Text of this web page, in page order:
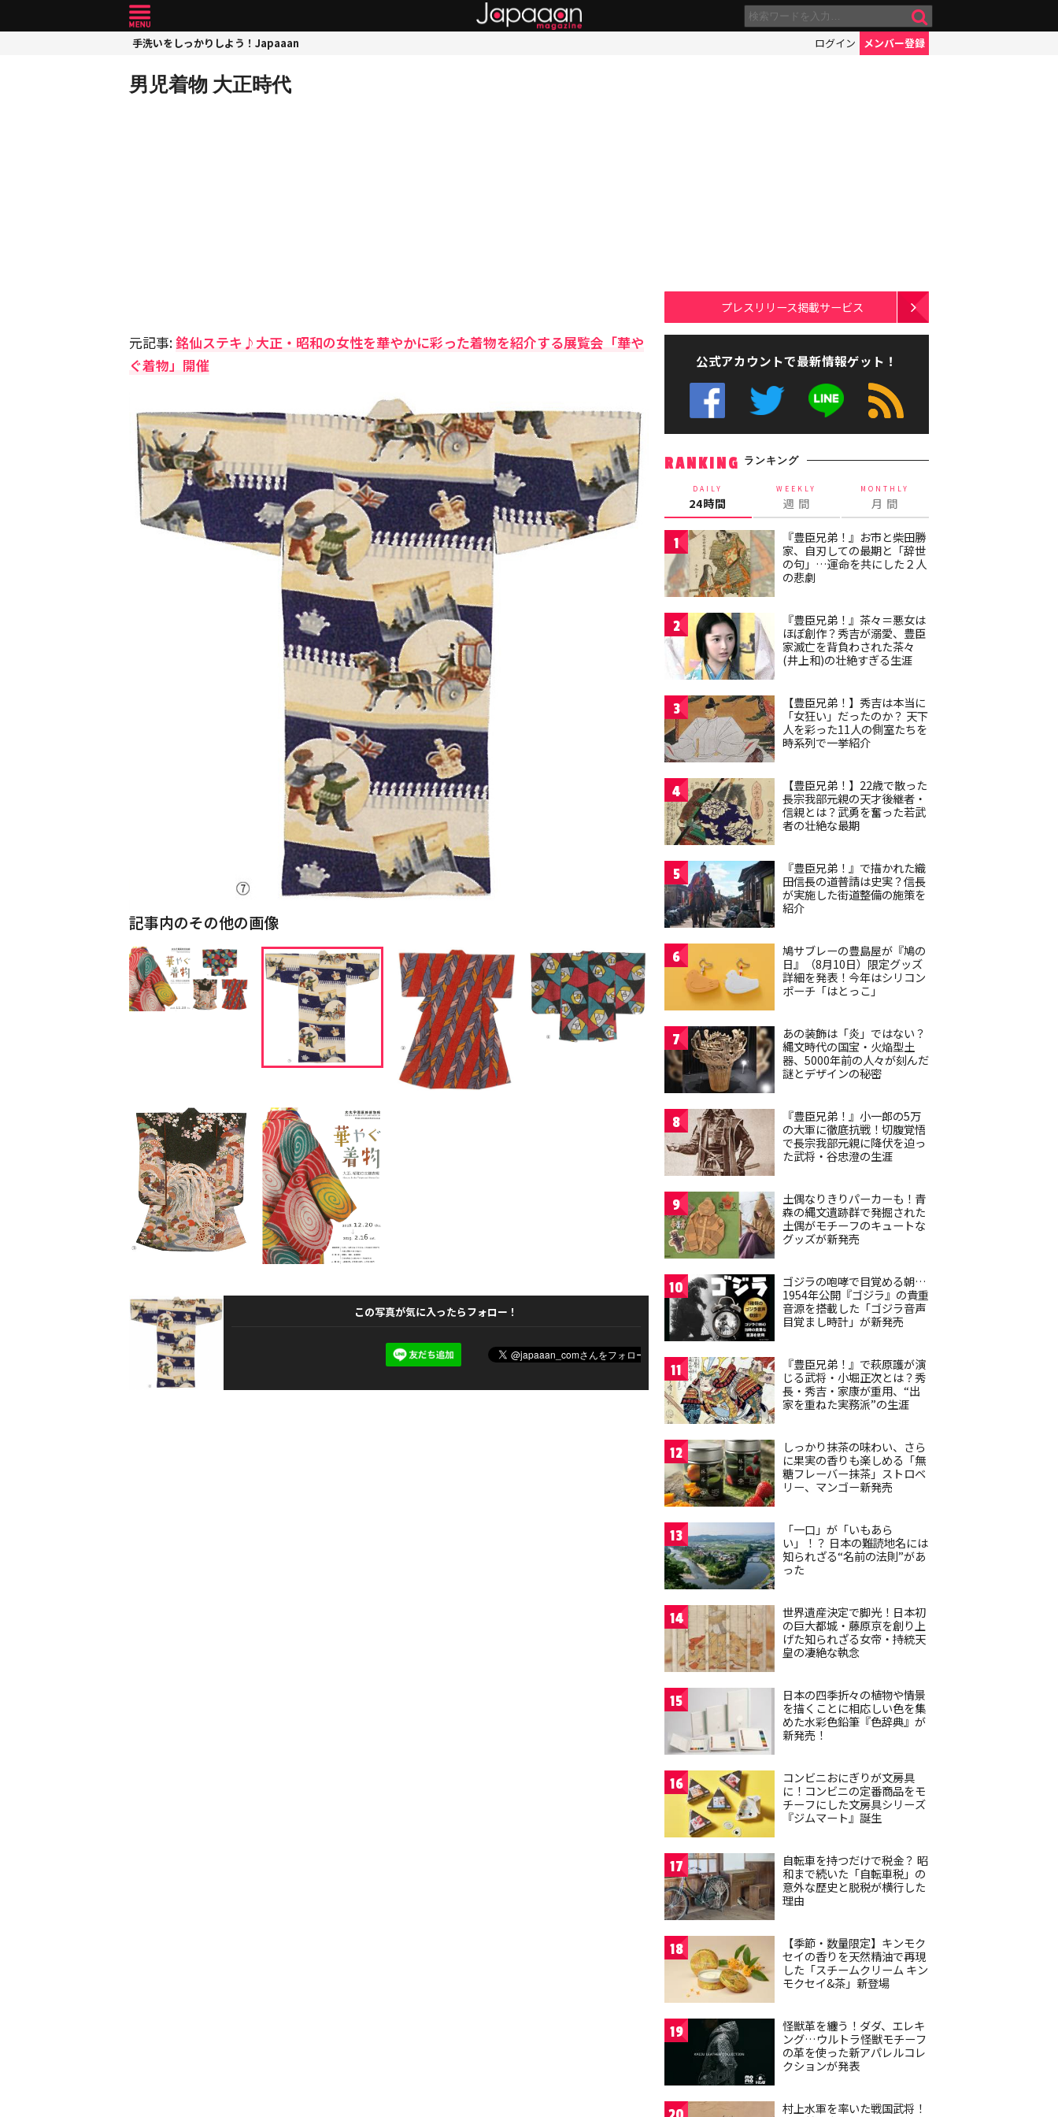
手洗いをしっかりしよう！Japaaan ログイン メンバー登録
男児着物 大正時代
元記事:銘仙ステキ♪大正・昭和の女性を華やかに彩った着物を紹介する展覧会「華や
ぐ着物」開催
記事内のその他の画像
この写真が気に入ったらフォロー！
プレスリリース掲載サービス
公式アカウントで最新情報ゲット！
RANKING ランキング
DAILY
24時間
WEEKLY
週 間
MONTHLY
月 間
1
『豊臣兄弟！』お市と柴田勝
家、自刃しての最期と「辞世
の句」…運命を共にした２人
の悲劇
2
『豊臣兄弟！』茶々＝悪女は
ほぼ創作？秀吉が溺愛、豊臣
家滅亡を背負わされた茶々
(井上和)の壮絶すぎる生涯
3
【豊臣兄弟！】秀吉は本当に
「女狂い」だったのか？ 天下
人を彩った11人の側室たちを
時系列で一挙紹介
4
【豊臣兄弟！】22歳で散った
長宗我部元親の天才後継者・
信親とは？武勇を奮った若武
者の壮絶な最期
5
『豊臣兄弟！』で描かれた織
田信長の道普請は史実？信長
が実施した街道整備の施策を
紹介
6
鳩サブレーの豊島屋が『鳩の
日』（8月10日）限定グッズ
詳細を発表！今年はシリコン
ポーチ「はとっこ」
7
あの装飾は「炎」ではない？
縄文時代の国宝・火焔型土
器、5000年前の人々が刻んだ
謎とデザインの秘密
8
『豊臣兄弟！』小一郎の5万
の大軍に徹底抗戦！切腹覚悟
で長宗我部元親に降伏を迫っ
た武将・谷忠澄の生涯
9
土偶なりきりパーカーも！青
森の縄文遺跡群で発掘された
土偶がモチーフのキュートな
グッズが新発売
10
ゴジラの咆哮で目覚める朝…
1954年公開『ゴジラ』の貴重
音源を搭載した「ゴジラ音声
目覚まし時計」が新発売
11
『豊臣兄弟！』で萩原護が演
じる武将・小堀正次とは？秀
長・秀吉・家康が重用、“出
家を重ねた実務派”の生涯
12
しっかり抹茶の味わい、さら
に果実の香りも楽しめる「無
糖フレーバー抹茶」ストロベ
リー、マンゴー新発売
13
「一口」が「いもあら
い」！？ 日本の難読地名には
知られざる“名前の法則”があ
った
14
世界遺産決定で脚光！日本初
の巨大都城・藤原京を創り上
げた知られざる女帝・持統天
皇の凄絶な執念
15
日本の四季折々の植物や情景
を描くことに相応しい色を集
めた水彩色鉛筆『色辞典』が
新発売！
16
コンビニおにぎりが文房具
に！コンビニの定番商品をモ
チーフにした文房具シリーズ
『ジムマート』誕生
17
自転車を持つだけで税金？ 昭
和まで続いた「自転車税」の
意外な歴史と脱税が横行した
理由
18
【季節・数量限定】キンモク
セイの香りを天然精油で再現
した「スチームクリーム キン
モクセイ&茶」新登場
19
怪獣革を纏う！ダダ、エレキ
ング…ウルトラ怪獣モチーフ
の革を使った新アパレルコレ
クションが発表
村上水軍を率いた戦国武将！